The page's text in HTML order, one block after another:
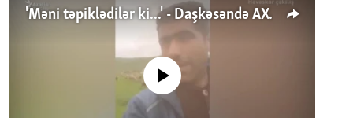
'Məni təpiklədilər ki...' - Daşkəsəndə AXCP fəalının yaxınları onun həbsinə etiraz edirlər
No media source currently available